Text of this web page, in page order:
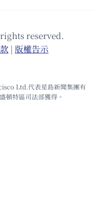
reserved.
| 版權告⽰
Ltd.代表星島新聞集團有
頓特區司法部獲得。